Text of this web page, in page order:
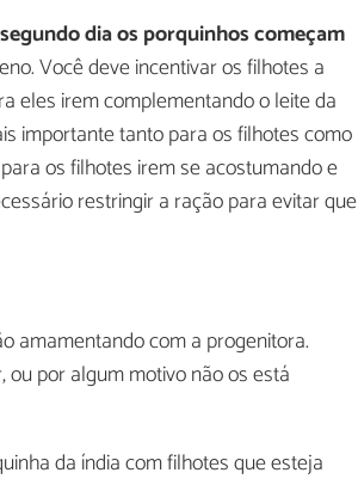
dia os porquinhos começam
Você deve incentivar os filhotes a
eles irem complementando o leite da
importante tanto para os filhotes como
os filhotes irem se acostumando e
restringir a ração para evitar que
amamentando com a progenitora.
por algum motivo não os está
da índia com filhotes que esteja